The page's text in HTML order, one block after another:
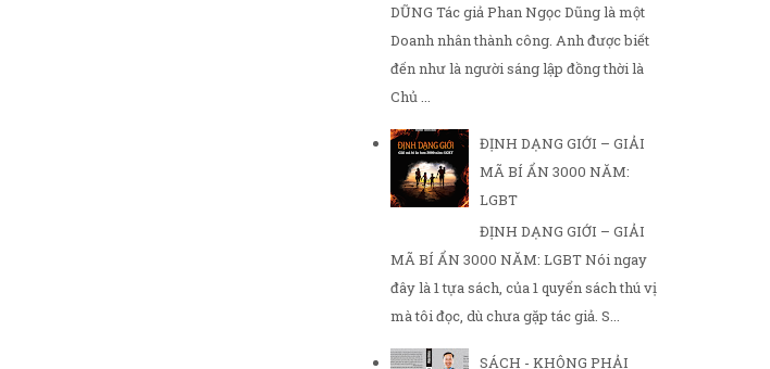
DŨNG Tác giả Phan Ngọc Dũng là một
Doanh nhân thành công. Anh được biết
đến như là người sáng lập đồng thời là
Chủ ...
ĐỊNH DẠNG GIỚI – GIẢI
MÃ BÍ ẨN 3000 NĂM:
LGBT
ĐỊNH DẠNG GIỚI – GIẢI
MÃ BÍ ẨN 3000 NĂM: LGBT Nói ngay
đây là 1 tựa sách, của 1 quyển sách thú vị
mà tôi đọc, dù chưa gặp tác giả. S...
SÁCH - KHÔNG PHẢI